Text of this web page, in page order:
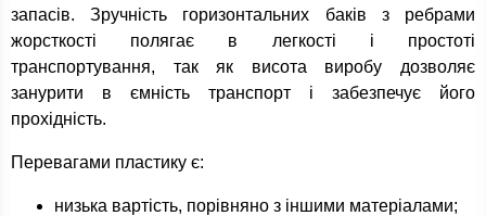
запасів. Зручність горизонтальних баків з ребрами
жорсткості полягає в легкості і простоті
транспортування, так як висота виробу дозволяє
занурити в ємність транспорт і забезпечує його
прохідність.
Перевагами пластику є:
низька вартість, порівняно з іншими матеріалами;